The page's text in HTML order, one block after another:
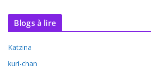
Blogs à lire
Katzina
kuri-chan